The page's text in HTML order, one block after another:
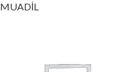
MUADİL